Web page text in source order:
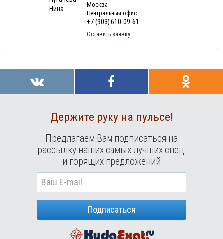
Москва
Центральный офис
+7 (903) 610-09-61
Оставить заявку
Держите руку на пульсе!
Предлагаем Вам подписаться на
рассылку наших самых лучших спец.
и горящих предложений
Подписаться